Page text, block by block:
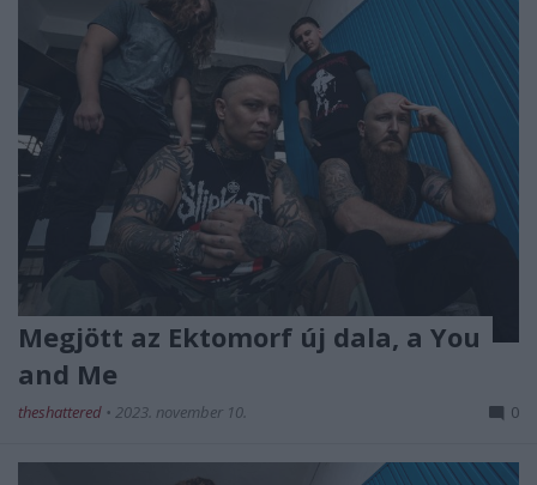
Megjött az Ektomorf új dala, a You
and Me
theshattered • 2023. november 10. 0